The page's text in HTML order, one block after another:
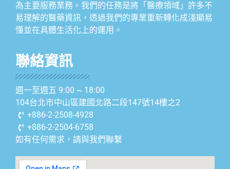
為主要服務業務。我們的任務是將「醫療領域」許多不
易理解的醫藥資訊，透過我們的專業重新轉化成淺顯易
懂並在具體生活化上的運用。
聯絡資訊
週一至週五 9:00 ~ 18:00
104台北市中山區建國北路二段147號14樓之2
+886-2-2508-4928
+886-2-2504-6758
如有任何需求，請與我們聯繫